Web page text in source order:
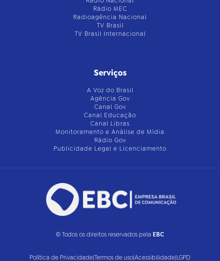
Rádio MEC
Radioagência Nacional
TV Brasil
TV Brasil Internacional
Serviços
A Voz do Brasil
Agência Gov
Canal Gov
Canal Educação
Canal Libras
Monitoramento e Análise de Mídia
Rádio Gov
Publicidade Legal e Licenciamento
© Todos os direitos reservados pela EBC
Política de Privacidade|Termos de uso|Acessibilidade|LGPD